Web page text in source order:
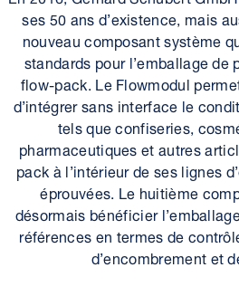
ses 50 ans d’existence, mais
nouveau composant système
standards pour l’emballage
flow-pack. Le Flowmodul
d’intégrer sans interface le
tels que confiseries,
pharmaceutiques et autres
pack à l’intérieur de ses lignes
éprouvées. Le huitième
désormais bénéficier
références en termes de
d’encombrement et